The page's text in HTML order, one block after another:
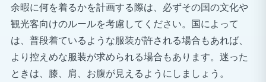
余暇に何を着るかを計画する際は、必ずその国の文化や
観光客向けのルールを考慮してください。国によって
は、普段着ているような服装が許される場合もあれば、
より控えめな服装が求められる場合もあります。迷った
ときは、膝、肩、お腹が見えるようにしましょう。